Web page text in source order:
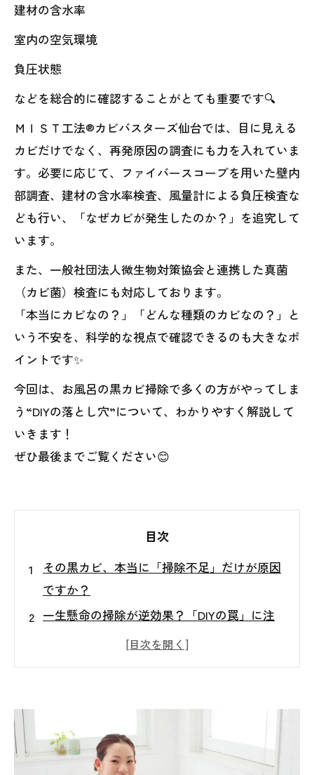
建材の含水率
室内の空気環境
負圧状態
などを総合的に確認することがとても重要です🔍
ＭＩＳＴ工法®カビバスターズ仙台では、目に見える
カビだけでなく、再発原因の調査にも力を入れていま
す。必要に応じて、ファイバースコープを用いた壁内
部調査、建材の含水率検査、風量計による負圧検査な
ども行い、「なぜカビが発生したのか？」を追究して
います。
また、一般社団法人微生物対策協会と連携した真菌
（カビ菌）検査にも対応しております。
「本当にカビなの？」「どんな種類のカビなの？」と
いう不安を、科学的な視点で確認できるのも大きなポ
イントです✨
今回は、お風呂の黒カビ掃除で多くの方がやってしま
う“DIYの落とし穴”について、わかりやすく解説して
いきます！
ぜひ最後までご覧ください😊
目次
その黒カビ、本当に「掃除不足」だけが原因
ですか？
一生懸命の掃除が逆効果？「DIYの罠」に注
黒カビが消えない本当の理由は「壁の中」に
黒カビを繰り返さないために大切なのは「湿
気を残さない習慣」
「見た目だけキレイ」は危険？真菌検査でわ